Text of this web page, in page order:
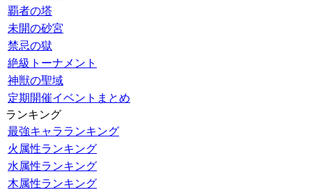
覇者の塔
未開の砂宮
禁忌の獄
絶級トーナメント
神獣の聖域
定期開催イベントまとめ
ランキング
最強キャラランキング
火属性ランキング
水属性ランキング
木属性ランキング